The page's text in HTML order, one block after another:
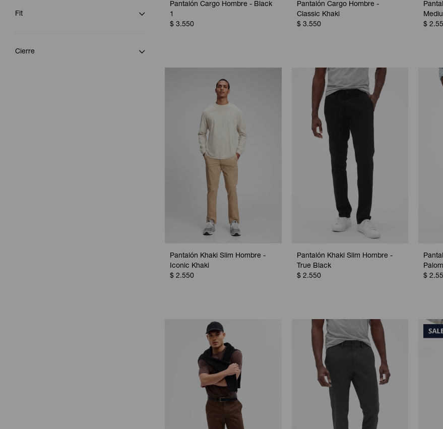
Pantalón Cargo Hombre - Black
1
$ 3.550
Pantalón Cargo Hombre -
Classic Khaki
$ 3.550
$
Pantalón Khaki Slim Hombre -
Iconic Khaki
$ 2.550
Pantalón Khaki Slim Hombre -
True Black
$ 2.550
$
Fit
Cierre